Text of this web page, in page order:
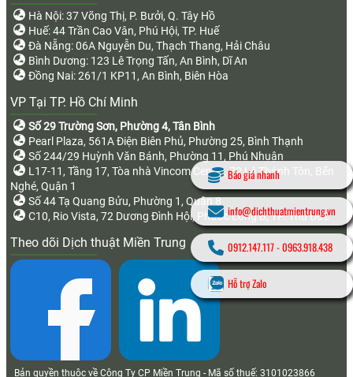
Hà Nội: 37 Võng Thị, P. Bưởi, Q. Tây Hồ
Huế: 44 Trần Cao Vân, Phú Hội, TP. Huế
Đà Nẵng: 06A Nguyễn Du, Thạch Thang, Hải Châu
Bình Dương: 123 Lê Trọng Tấn, An Bình, Dĩ An
Đồng Nai: 261/1 KP11, An Bình, Biên Hòa
VP Tại TP. Hồ Chí Minh
Số 29 Trường Sơn, Phường 4, Tân Bình
Pearl Plaza, 561A Điện Biên Phủ, Phường 25, Bình Thạnh
Số 244/29 Huỳnh Văn Bánh, Phường 11, Phú Nhuận
L17-11, Tầng 17, Tòa nhà Vincom Center, 72 Lê Thánh Tôn, Bến
Nghé, Quận 1
Số 44 Tạ Quang Bửu, Phường 1, Quận 8
C10, Rio Vista, 72 Dương Đình Hội, Phước Long B, TP. Thủ Đức
Theo dõi Dịch thuật Miền Trung
Bản quyền thuộc về Công Ty CP Miền Trung - Mã số thuế: 3101023866
Báo giá nhanh
info@dichthuatmientrung.vn
0912.147.117-0963.918.438
Hỗ trợ Zalo